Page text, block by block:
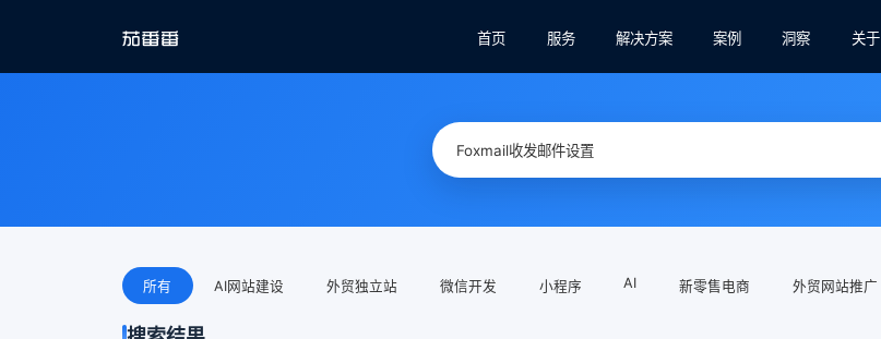
首页 服务 解决方案 案例 洞察 关于
所有 AI网站建设 外贸独立站 微信开发 小程序 AI 新零售电商 外贸网站推广